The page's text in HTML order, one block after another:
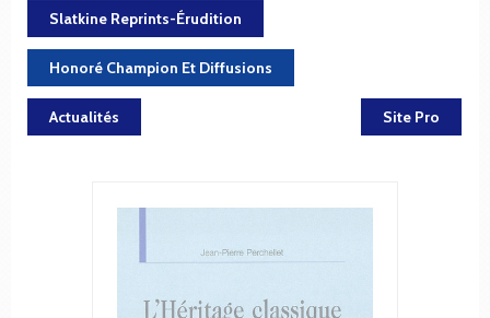
Slatkine Reprints-Érudition
Honoré Champion Et Diffusions
Actualités Site Pro